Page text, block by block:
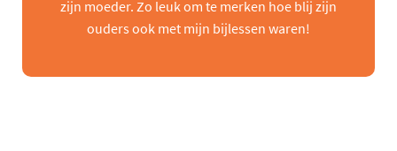
zijn moeder. Zo leuk om te merken hoe blij zijn
ouders ook met mijn bijlessen waren!